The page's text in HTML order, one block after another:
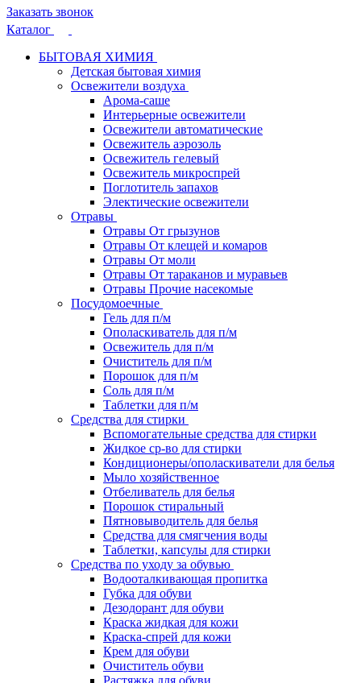
Заказать звонок
Каталог
БЫТОВАЯ ХИМИЯ
Детская бытовая химия
Освежители воздуха
Арома-саше
Интерьерные освежители
Освежители автоматические
Освежитель аэрозоль
Освежитель гелевый
Освежитель микроспрей
Поглотитель запахов
Электические освежители
Отравы
Отравы От грызунов
Отравы От клещей и комаров
Отравы От моли
Отравы От тараканов и муравьев
Отравы Прочие насекомые
Посудомоечные
Гель для п/м
Ополаскиватель для п/м
Освежитель для п/м
Очиститель для п/м
Порошок для п/м
Соль для п/м
Таблетки для п/м
Средства для стирки
Вспомогательные средства для стирки
Жидкое ср-во для стирки
Кондиционеры/ополаскиватели для белья
Мыло хозяйственное
Отбеливатель для белья
Порошок стиральный
Пятновыводитель для белья
Средства для смягчения воды
Таблетки, капсулы для стирки
Средства по уходу за обувью
Водооталкивающая пропитка
Губка для обуви
Дезодорант для обуви
Краска жидкая для кожи
Краска-спрей для кожи
Крем для обуви
Очиститель обуви
Растяжка для обуви